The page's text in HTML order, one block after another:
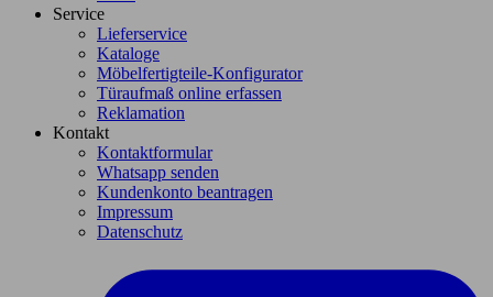
Service
Lieferservice
Kataloge
Möbelfertigteile-Konfigurator
Türaufmaß online erfassen
Reklamation
Kontakt
Kontaktformular
Whatsapp senden
Kundenkonto beantragen
Impressum
Datenschutz